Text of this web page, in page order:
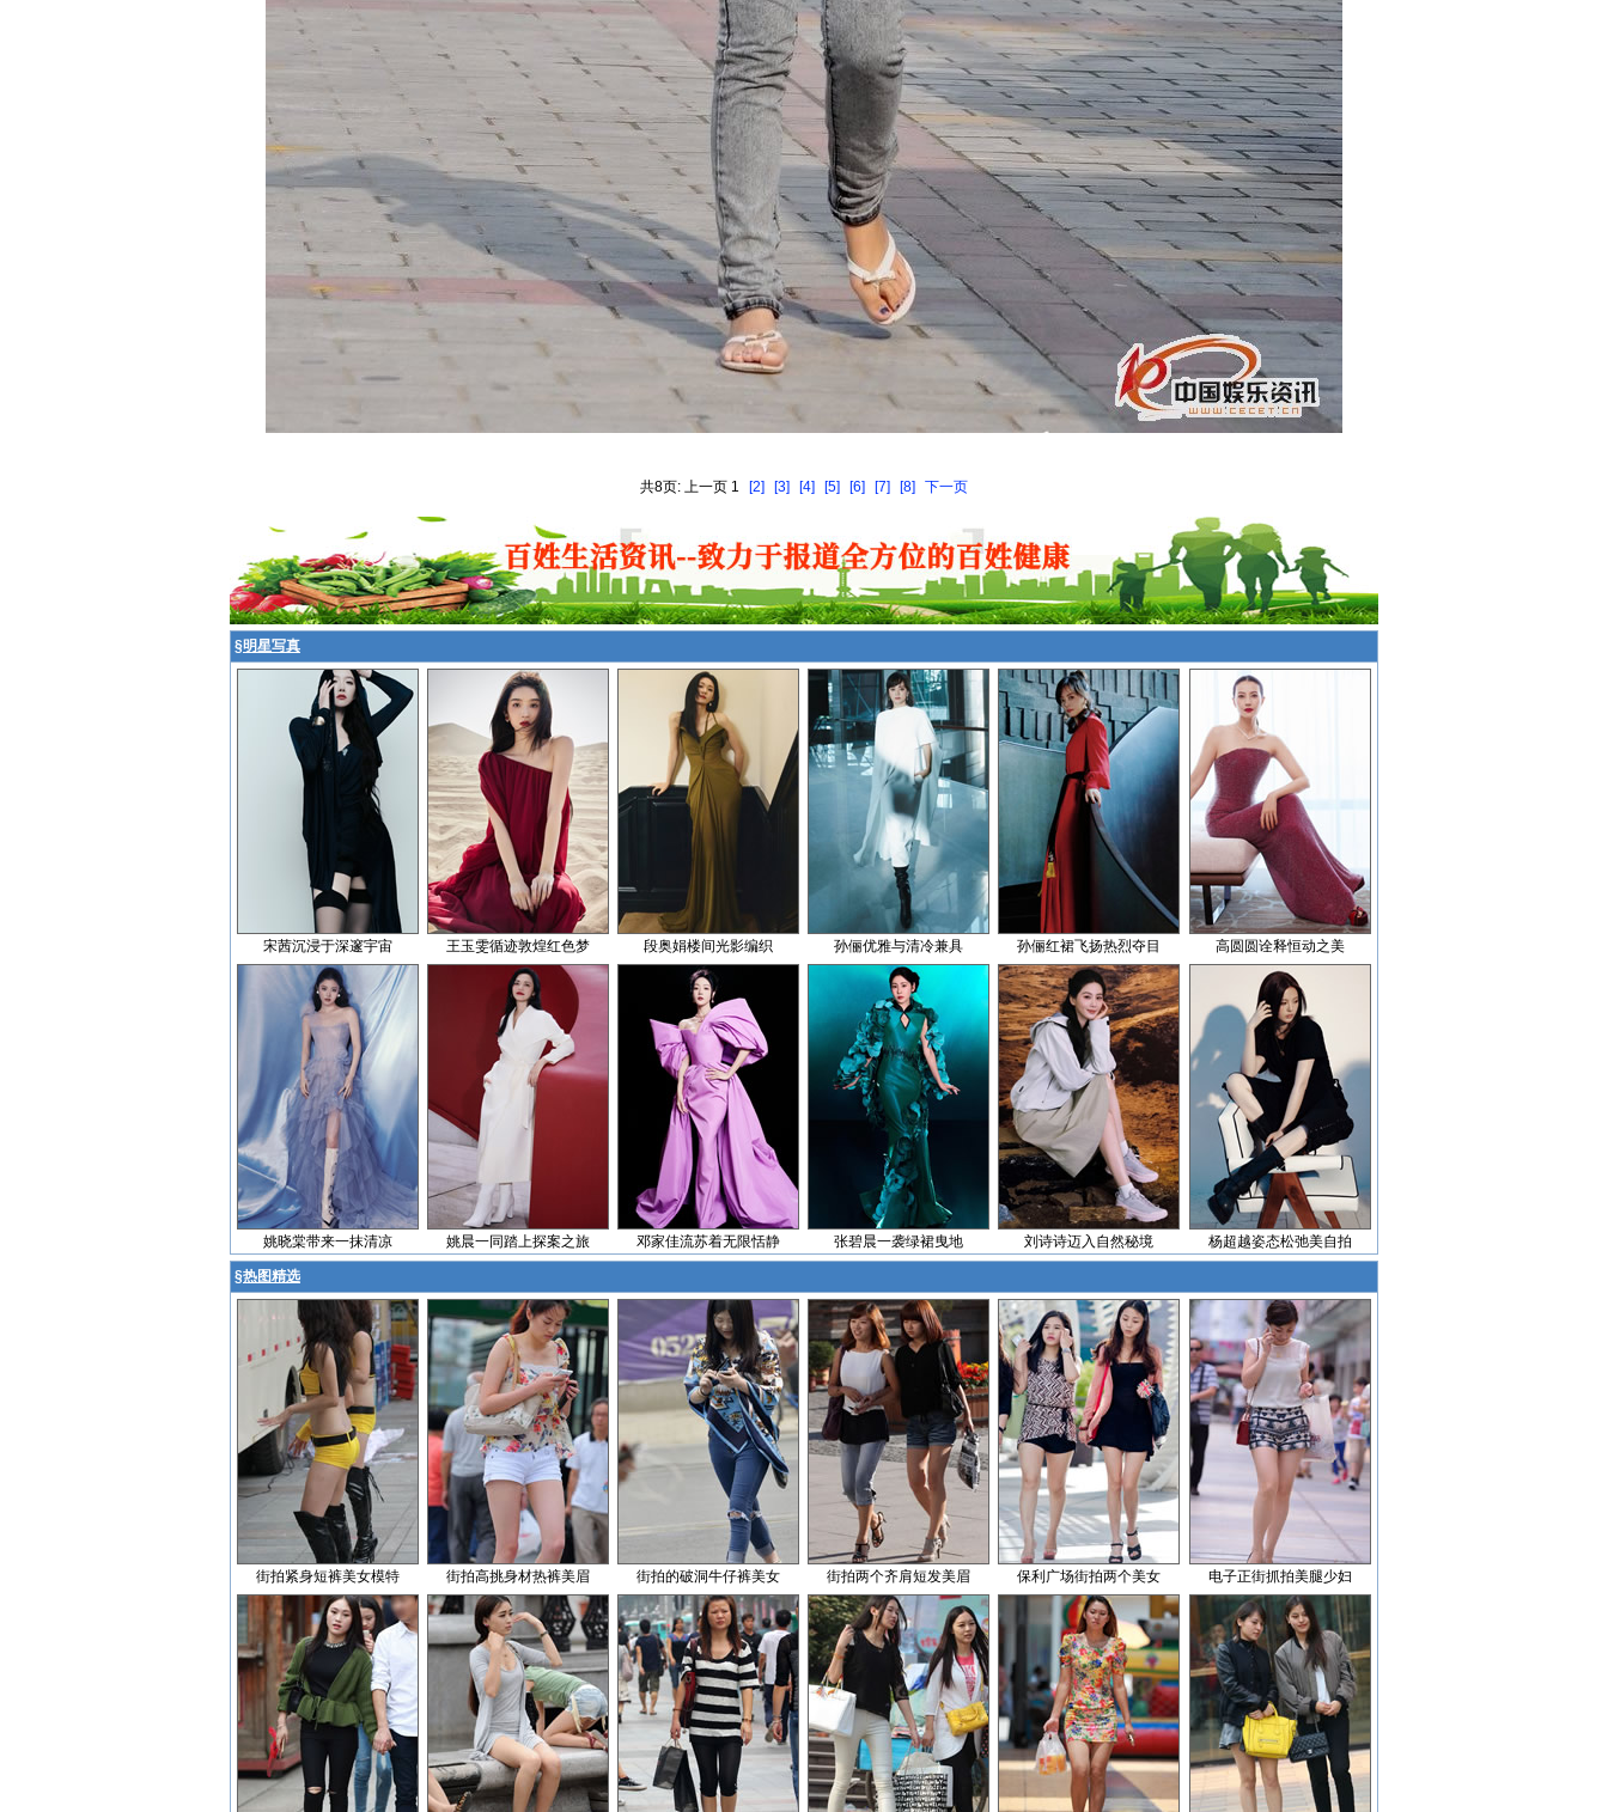
共8页: 上一页 1 [2] [3] [4] [5] [6] [7] [8] 下一页
§明星写真
宋茜沉浸于深邃宇宙 王玉雯循迹敦煌红色梦 段奥娟楼间光影编织 孙俪优雅与清冷兼具 孙俪红裙飞扬热烈夺目 高圆圆诠释恒动之美
姚晓棠带来一抹清凉 姚晨一同踏上探案之旅 邓家佳流苏着无限恬静 张碧晨一袭绿裙曳地 刘诗诗迈入自然秘境 杨超越姿态松弛美自拍
§热图精选
街拍紧身短裤美女模特 街拍高挑身材热裤美眉 街拍的破洞牛仔裤美女 街拍两个齐肩短发美眉 保利广场街拍两个美女 电子正街抓拍美腿少妇